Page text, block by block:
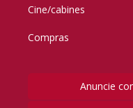
Cine/cabines
Compras
Anuncie